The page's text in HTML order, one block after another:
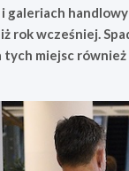
rok wcześniej.
miejsc również